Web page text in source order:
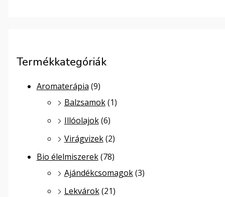
Termékkategóriák
Aromaterápia (9)
Balzsamok(1)
Illóolajok(6)
Virágvizek(2)
Bio élelmiszerek(78)
Ajándékcsomagok(3)
Lekvárok(21)